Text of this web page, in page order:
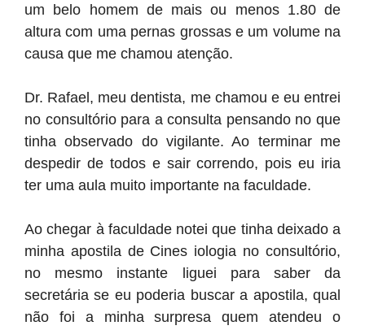
um belo homem de mais ou menos 1.80 de
altura com uma pernas grossas e um volume na
causa que me chamou atenção.
Dr. Rafael, meu dentista, me chamou e eu entrei
no consultório para a consulta pensando no que
tinha observado do vigilante. Ao terminar me
despedir de todos e sair correndo, pois eu iria
ter uma aula muito importante na faculdade.
Ao chegar à faculdade notei que tinha deixado a
minha apostila de Cines iologia no consultório,
no mesmo instante liguei para saber da
secretária se eu poderia buscar a apostila, qual
não foi a minha surpresa quem atendeu o